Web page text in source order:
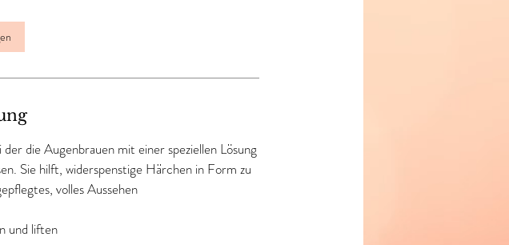
die Augenbrauen mit einer speziellen Lösung
Sie hilft, widerspenstige Härchen in Form zu
volles Aussehen
und liften